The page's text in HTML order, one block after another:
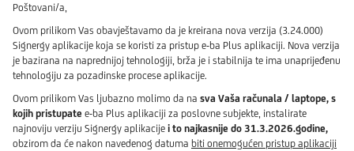
Poštovani/a,
Ovom prilikom Vas obavještavamo da je kreirana nova verzija (3.24.000)
Signergy aplikacije koja se koristi za pristup e-ba Plus aplikaciji. Nova verzija
je bazirana na naprednijoj tehnologiji, brža je i stabilnija te ima unaprijeđenu
tehnologiju za pozadinske procese aplikacije.
Ovom prilikom Vas ljubazno molimo da na sva Vaša računala / laptope, s
kojih pristupate e-ba Plus aplikaciji za poslovne subjekte, instalirate
najnoviju verziju Signergy aplikacije i to najkasnije do 31.3.2026.godine,
obzirom da će nakon navedenog datuma biti onemogućen pristup aplikaciji